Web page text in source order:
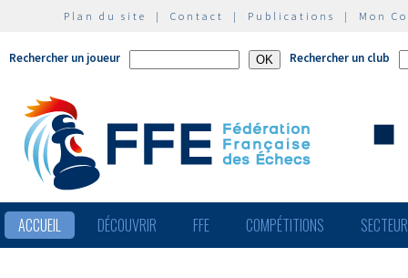
Plan du site | Contact | Publications | Mon
Rechercher un joueur Rechercher un club
ACCUEIL DÉCOUVRIR FFE COMPÉTITIONS